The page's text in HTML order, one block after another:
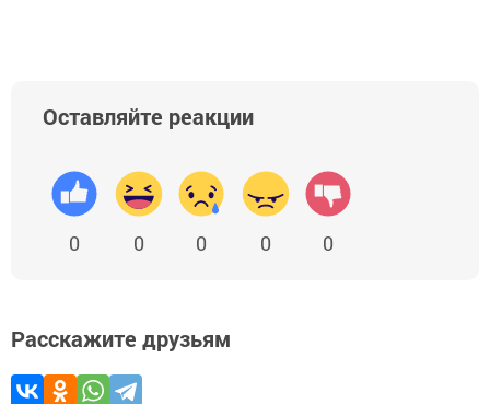
Оставляйте реакции
0 0 0 0 0
Расскажите друзьям